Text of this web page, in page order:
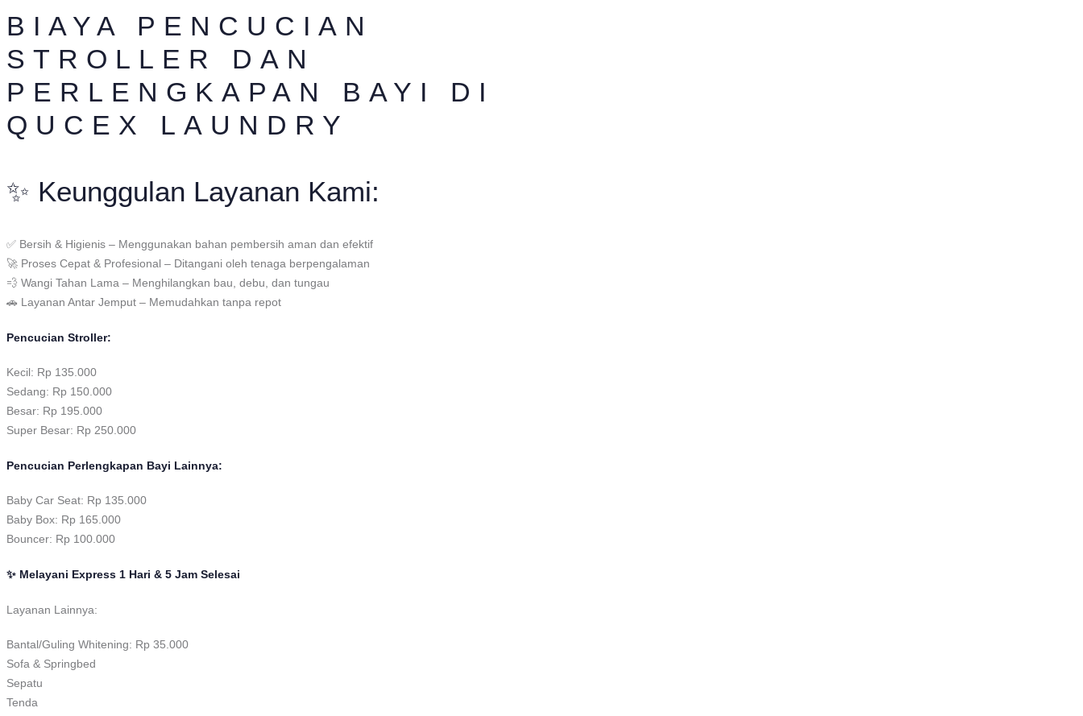
BIAYA PENCUCIAN
STROLLER DAN
PERLENGKAPAN BAYI DI
QUCEX LAUNDRY
✨ Keunggulan Layanan Kami:
✅ Bersih & Higienis – Menggunakan bahan pembersih aman dan efektif
🚀 Proses Cepat & Profesional – Ditangani oleh tenaga berpengalaman
💨 Wangi Tahan Lama – Menghilangkan bau, debu, dan tungau
🚗 Layanan Antar Jemput – Memudahkan tanpa repot
Pencucian Stroller:
Kecil: Rp 135.000
Sedang: Rp 150.000
Besar: Rp 195.000
Super Besar: Rp 250.000
Pencucian Perlengkapan Bayi Lainnya:
Baby Car Seat: Rp 135.000
Baby Box: Rp 165.000
Bouncer: Rp 100.000
✨ Melayani Express 1 Hari & 5 Jam Selesai
Layanan Lainnya:
Bantal/Guling Whitening: Rp 35.000
Sofa & Springbed
Sepatu
Tenda